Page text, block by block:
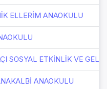
ELLERİM ANAOKULU
SOSYAL ETKİNLİK VE
ANAOKULU